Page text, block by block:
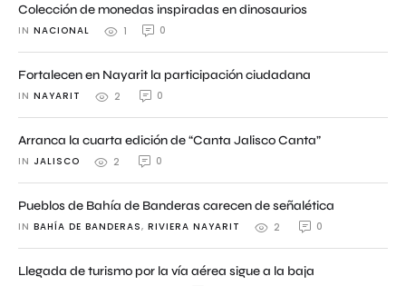
Colección de monedas inspiradas en dinosaurios
IN NACIONAL 1 0
Fortalecen en Nayarit la participación ciudadana
IN NAYARIT 2 0
Arranca la cuarta edición de “Canta Jalisco Canta”
IN JALISCO 2 0
Pueblos de Bahía de Banderas carecen de señalética
IN BAHÍA DE BANDERAS, RIVIERA NAYARIT 2 0
Llegada de turismo por la vía aérea sigue a la baja